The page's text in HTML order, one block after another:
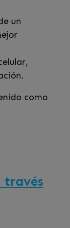
un
como
través